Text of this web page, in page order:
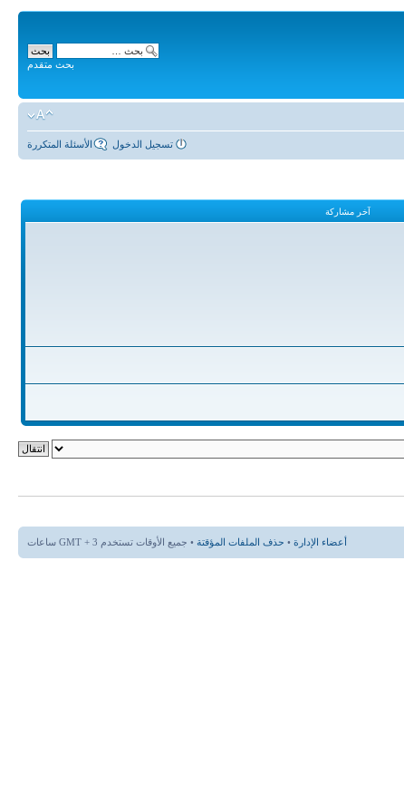
بحث متقدم
الأسئلة المتكررة تسجيل الدخول
آخر مشاركة
أعضاء الإدارة • حذف الملفات المؤقتة • جميع الأوقات تستخدم GMT + 3 ساعات